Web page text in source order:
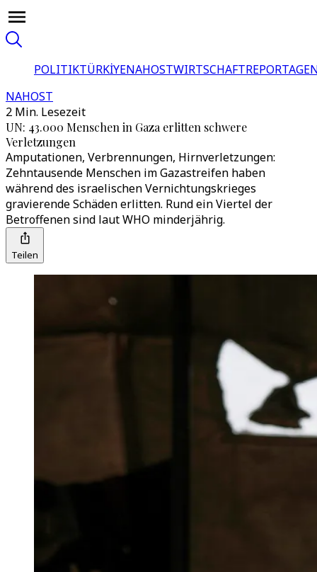
POLITIKTÜRKİYENAHOSTWIRTSCHAFT
NAHOST
2 Min. Lesezeit
UN: 43.000 Menschen in Gaza erlitten schwere
Verletzungen
Amputationen, Verbrennungen, Hirnverletzungen:
Zehntausende Menschen im Gazastreifen haben
während des israelischen Vernichtungskrieges
gravierende Schäden erlitten. Rund ein Viertel der
Betroffenen sind laut WHO minderjährig.
Teilen